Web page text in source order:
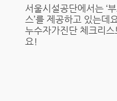
서울시설공단에서는 ‘
스’를 제공하고 있는데
누수자가진단 체크리
요!